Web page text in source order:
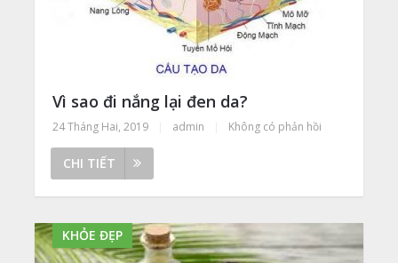
Vì sao đi nắng lại đen da?
24 Tháng Hai, 2019 admin Không có phản hồi
CHI TIẾT
KHỎE ĐẸP